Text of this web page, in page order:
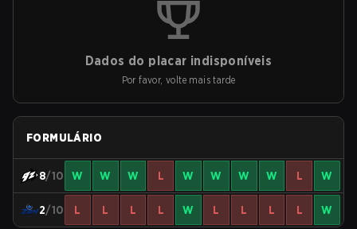
Dados do placar indisponíveis
Por favor, volte mais tarde
FORMULÁRIO
8/10 W W W L W W W W L W
2/10 L L L L W L L L L W